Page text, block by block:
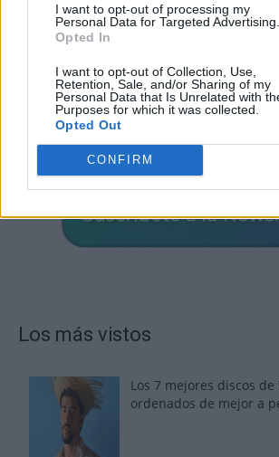
I want to opt-out of processing my
Personal Data for Targeted Advertising.
Opted In
I want to opt-out of Collection, Use,
Retention, Sale, and/or Sharing of my
Personal Data that Is Unrelated with
Purposes for which it was collected.
Opted Out
CONFIRM
Los más vistos
Los 7 mejores discos de
ordenados de mejor a